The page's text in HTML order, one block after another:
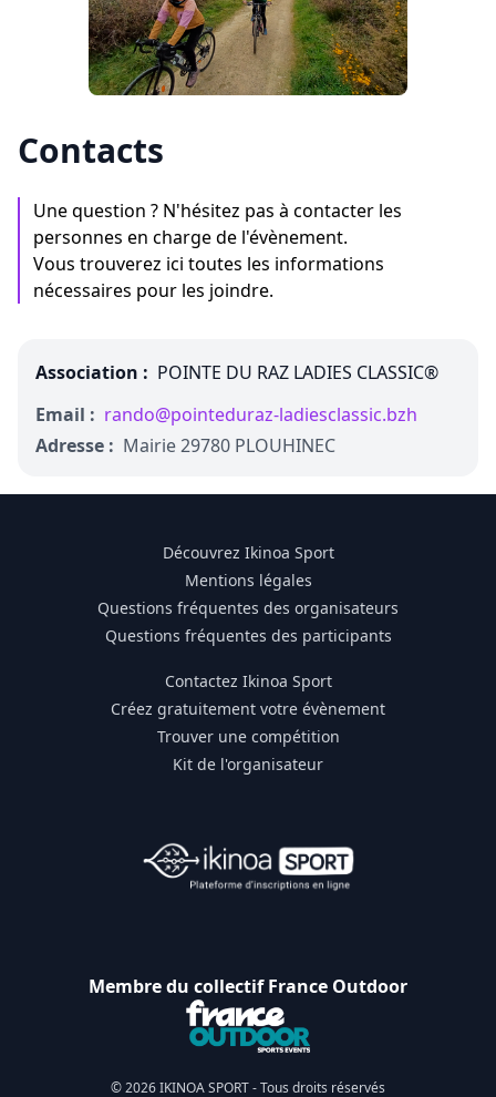
Contacts
Une question ? N'hésitez pas à contacter les
personnes en charge de l'évènement.
Vous trouverez ici toutes les informations
nécessaires pour les joindre.
Association : POINTE DU RAZ LADIES CLASSIC®
Email : rando@pointeduraz-ladiesclassic.bzh
Adresse : Mairie 29780 PLOUHINEC
Découvrez Ikinoa Sport
Mentions légales
Questions fréquentes des organisateurs
Questions fréquentes des participants
Contactez Ikinoa Sport
Créez gratuitement votre évènement
Trouver une compétition
Kit de l'organisateur
Membre du collectif France Outdoor
© 2026 IKINOA SPORT - Tous droits réservés